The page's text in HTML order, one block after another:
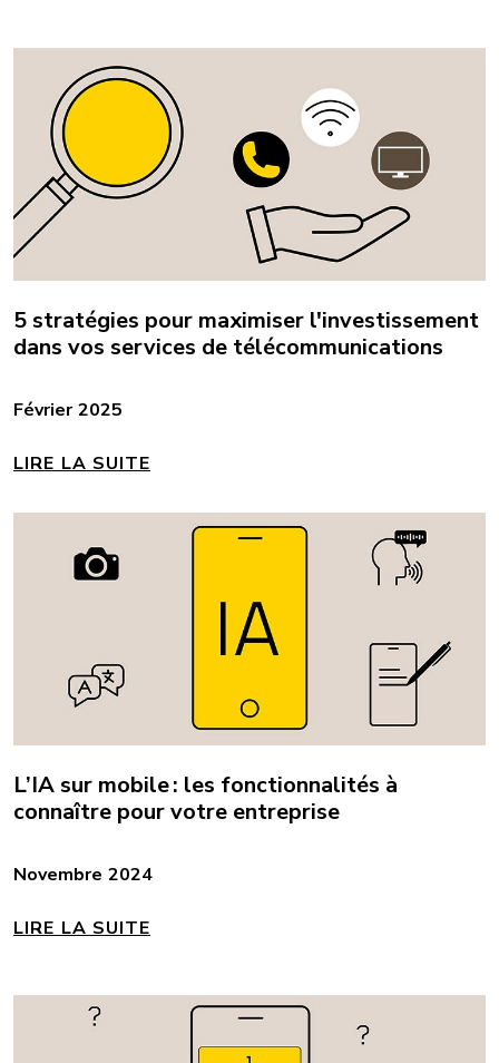
5 stratégies pour maximiser l'investissement
dans vos services de télécommunications
Février 2025
LIRE LA SUITE
L’IA sur mobile : les fonctionnalités à
connaître pour votre entreprise
Novembre 2024
LIRE LA SUITE